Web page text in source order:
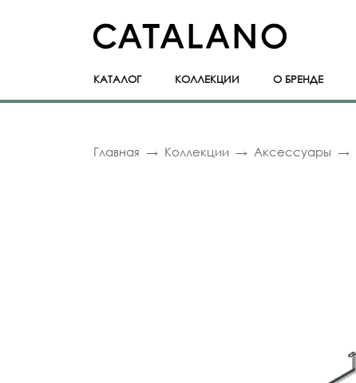
КАТАЛОГ КОЛЛЕКЦИИ О БРЕНДЕ
Главная Коллекции Аксессуары